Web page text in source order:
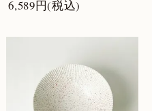
6,589円(税込)